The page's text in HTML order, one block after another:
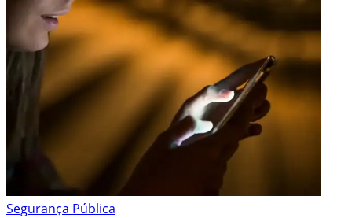
Segurança Pública